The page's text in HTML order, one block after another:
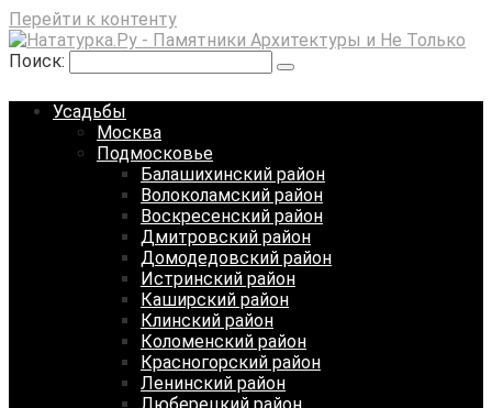
Перейти к контенту
Поиск:
Усадьбы
Москва
Подмосковье
Балашихинский район
Волоколамский район
Воскресенский район
Дмитровский район
Домодедовский район
Истринский район
Каширский район
Клинский район
Коломенский район
Красногорский район
Ленинский район